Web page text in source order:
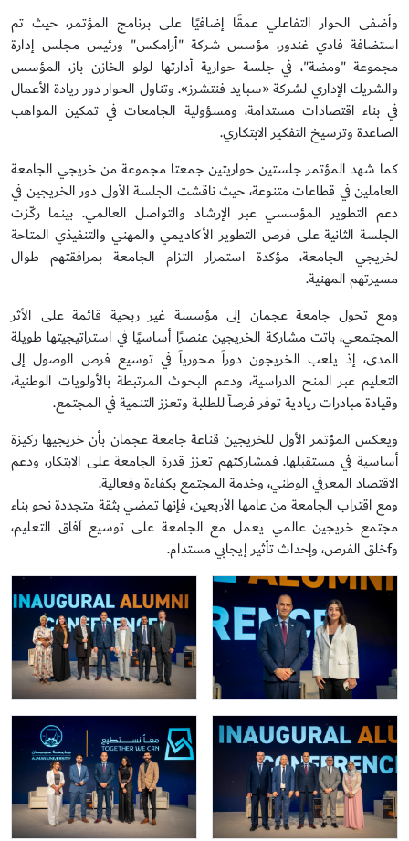
وأضفى الحوار التفاعلي عمقًا إضافيًا على برنامج المؤتمر، حيث تم
استضافة فادي غندور، مؤسس شركة "أرامكس" ورئيس مجلس إدارة
مجموعة "ومضة"، في جلسة حوارية أدارتها لولو الخازن باز، المؤسس
والشريك الإداري لشركة «سبايد فنتشرز». وتناول الحوار دور ريادة الأعمال
في بناء اقتصادات مستدامة، ومسؤولية الجامعات في تمكين المواهب
الصاعدة وترسيخ التفكير الابتكاري.
كما شهد المؤتمر جلستين حواريتين جمعتا مجموعة من خريجي الجامعة
العاملين في قطاعات متنوعة، حيث ناقشت الجلسة الأولى دور الخريجين في
دعم التطوير المؤسسي عبر الإرشاد والتواصل العالمي. بينما ركّزت
الجلسة الثانية على فرص التطوير الأكاديمي والمهني والتنفيذي المتاحة
لخريجي الجامعة، مؤكدة استمرار التزام الجامعة بمرافقتهم طوال
مسيرتهم المهنية.
ومع تحول جامعة عجمان إلى مؤسسة غير ربحية قائمة على الأثر
المجتمعي، باتت مشاركة الخريجين عنصرًا أساسيًا في استراتيجيتها طويلة
المدى، إذ يلعب الخريجون دوراً محورياً في توسيع فرص الوصول إلى
التعليم عبر المنح الدراسية، ودعم البحوث المرتبطة بالأولويات الوطنية،
وقيادة مبادرات ريادية توفر فرصاً للطلبة وتعزز التنمية في المجتمع.
ويعكس المؤتمر الأول للخريجين قناعة جامعة عجمان بأن خريجيها ركيزة
أساسية في مستقبلها. فمشاركتهم تعزز قدرة الجامعة على الابتكار، ودعم
الاقتصاد المعرفي الوطني، وخدمة المجتمع بكفاءة وفعالية.
ومع اقتراب الجامعة من عامها الأربعين، فإنها تمضي بثقة متجددة نحو بناء
مجتمع خريجين عالمي يعمل مع الجامعة على توسيع آفاق التعليم،
وfخلق الفرص، وإحداث تأثير إيجابي مستدام.